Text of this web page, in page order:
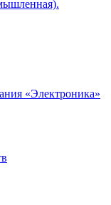
«Электроника»